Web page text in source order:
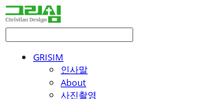
GRISIM
인사말
About
사진촬영